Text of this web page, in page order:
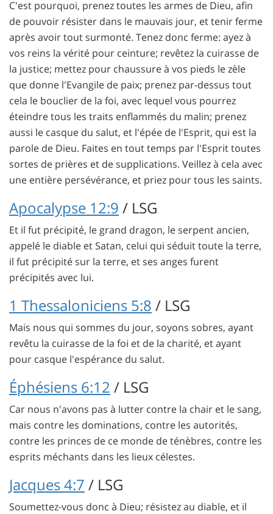
C'est pourquoi, prenez toutes les armes de Dieu, afin
de pouvoir résister dans le mauvais jour, et tenir ferme
après avoir tout surmonté. Tenez donc ferme: ayez à
vos reins la vérité pour ceinture; revêtez la cuirasse de
la justice; mettez pour chaussure à vos pieds le zèle
que donne l'Evangile de paix; prenez par-dessus tout
cela le bouclier de la foi, avec lequel vous pourrez
éteindre tous les traits enflammés du malin; prenez
aussi le casque du salut, et l'épée de l'Esprit, qui est la
parole de Dieu. Faites en tout temps par l'Esprit toutes
sortes de prières et de supplications. Veillez à cela avec
une entière persévérance, et priez pour tous les saints.
Apocalypse 12:9 / LSG
Et il fut précipité, le grand dragon, le serpent ancien,
appelé le diable et Satan, celui qui séduit toute la terre,
il fut précipité sur la terre, et ses anges furent
précipités avec lui.
1 Thessaloniciens 5:8 / LSG
Mais nous qui sommes du jour, soyons sobres, ayant
revêtu la cuirasse de la foi et de la charité, et ayant
pour casque l'espérance du salut.
Éphésiens 6:12 / LSG
Car nous n'avons pas à lutter contre la chair et le sang,
mais contre les dominations, contre les autorités,
contre les princes de ce monde de ténèbres, contre les
esprits méchants dans les lieux célestes.
Jacques 4:7 / LSG
Soumettez-vous donc à Dieu; résistez au diable, et il